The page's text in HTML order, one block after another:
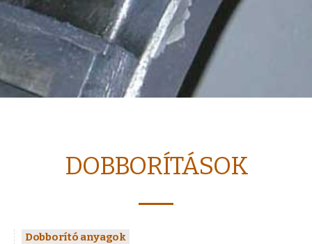
DOBBORÍTÁSOK
Dobborító anyagok